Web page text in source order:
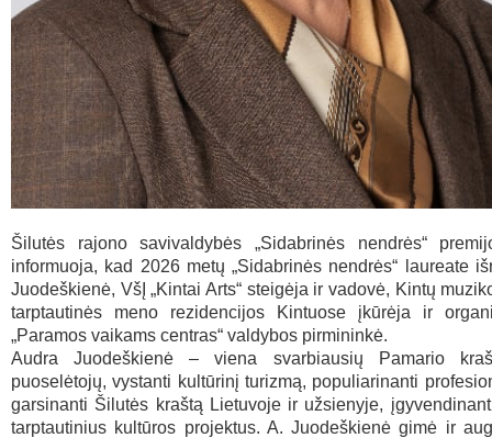
Šilutės rajono savivaldybės „Sidabrinės nendrės“
informuoja, kad 2026 metų „Sidabrinės nendrės“ laureate
Juodeškienė, VšĮ „Kintai Arts“ steigėja ir vadovė, Kintų
tarptautinės meno rezidencijos Kintuose įkūrėja ir
„Paramos vaikams centras“ valdybos pirmininkė.
Audra Juodeškienė – viena svarbiausių Pamario
puoselėtojų, vystanti kultūrinį turizmą, populiarinanti
garsinanti Šilutės kraštą Lietuvoje ir užsienyje,
tarptautinius kultūros projektus. A. Juodeškienė gimė ir